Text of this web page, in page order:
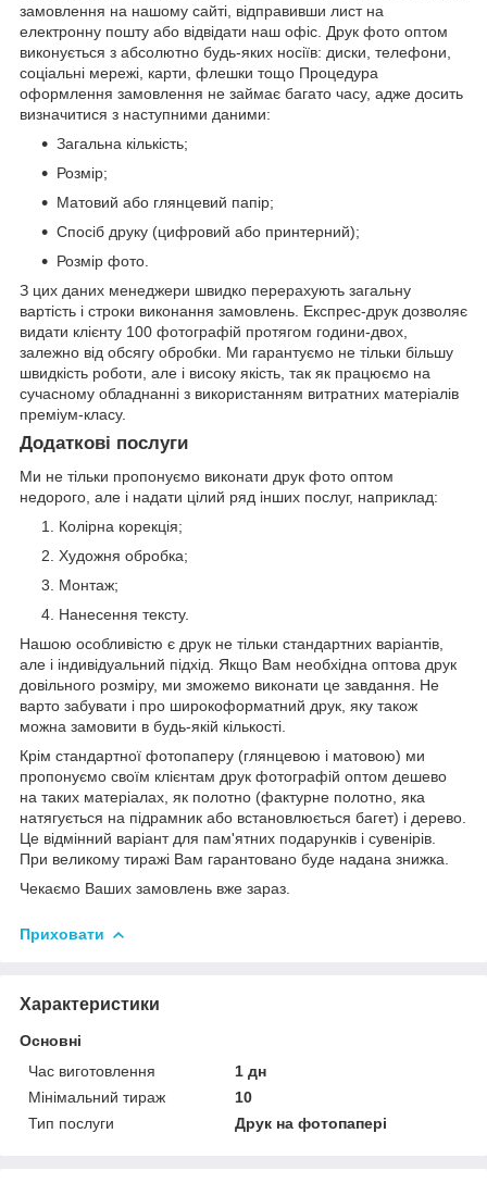
замовлення на нашому сайті, відправивши лист на
електронну пошту або відвідати наш офіс. Друк фото оптом
виконується з абсолютно будь-яких носіїв: диски, телефони,
соціальні мережі, карти, флешки тощо Процедура
оформлення замовлення не займає багато часу, адже досить
визначитися з наступними даними:
Загальна кількість;
Розмір;
Матовий або глянцевий папір;
Спосіб друку (цифровий або принтерний);
Розмір фото.
З цих даних менеджери швидко перерахують загальну
вартість і строки виконання замовлень. Експрес-друк дозволяє
видати клієнту 100 фотографій протягом години-двох,
залежно від обсягу обробки. Ми гарантуємо не тільки більшу
швидкість роботи, але і високу якість, так як працюємо на
сучасному обладнанні з використанням витратних матеріалів
преміум-класу.
Додаткові послуги
Ми не тільки пропонуємо виконати друк фото оптом
недорого, але і надати цілий ряд інших послуг, наприклад:
Колірна корекція;
Художня обробка;
Монтаж;
Нанесення тексту.
Нашою особливістю є друк не тільки стандартних варіантів,
але і індивідуальний підхід. Якщо Вам необхідна оптова друк
довільного розміру, ми зможемо виконати це завдання. Не
варто забувати і про широкоформатний друк, яку також
можна замовити в будь-якій кількості.
Крім стандартної фотопаперу (глянцевою і матовою) ми
пропонуємо своїм клієнтам друк фотографій оптом дешево
на таких матеріалах, як полотно (фактурне полотно, яка
натягується на підрамник або встановлюється багет) і дерево.
Це відмінний варіант для пам'ятних подарунків і сувенірів.
При великому тиражі Вам гарантовано буде надана знижка.
Чекаємо Ваших замовлень вже зараз.
Приховати
Характеристики
Основні
Час виготовлення
1 дн
Мінімальний тираж
10
Тип послуги
Друк на фотопапері